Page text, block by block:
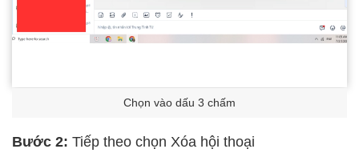
Chọn vào dấu 3 chấm
Bước 2: Tiếp theo chọn Xóa hội thoại